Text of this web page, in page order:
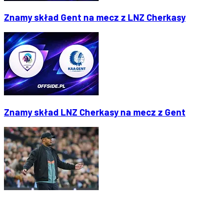
Znamy skład Gent na mecz z LNZ Cherkasy
Znamy skład LNZ Cherkasy na mecz z Gent